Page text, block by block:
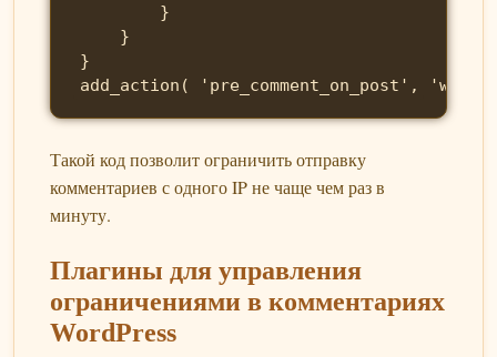
        }
    }
}
add_action( 'pre_comment_on_post',
Такой код позволит ограничить отправку
комментариев с одного IP не чаще чем раз в
минуту.
Плагины для управления
ограничениями в комментариях
WordPress